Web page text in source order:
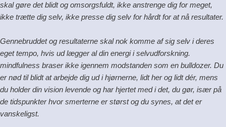
skal gøre det blidt og omsorgsfuldt, ikke anstrenge dig for meget,
ikke trætte dig selv, ikke presse dig selv for hårdt for at nå resultater.
Gennebruddet og resultaterne skal nok komme af sig selv i deres
eget tempo, hvis ud lægger al din energi i selvudforskning.
mindfulness braser ikke igennem modstanden som en bulldozer. Du
er nød til blidt at arbejde dig ud i hjørnerne, lidt her og lidt dér, mens
du holder din vision levende og har hjertet med i det, du gør, især på
de tidspunkter hvor smerterne er størst og du synes, at det er
vanskeligst.